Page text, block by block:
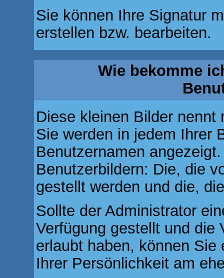
Sie können Ihre Signatur
erstellen bzw. bearbeiten.
Wie bekomme
Diese kleinen Bilder nennt
Sie werden in jedem Ihrer
Benutzernamen
Benutzerbildern: Die, die
gestellt werden und die,
Sollte der Administrator
Verfügung gestellt und die
erlaubt haben, können
Ihrer Persönlichkeit am